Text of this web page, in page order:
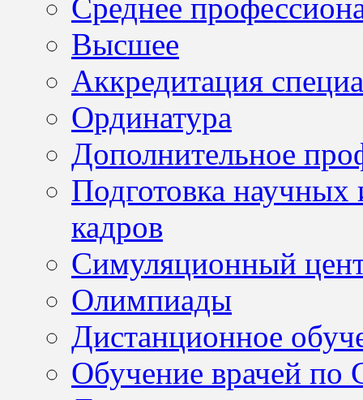
Среднее
Высшее
Аккредитация
Ординатура
Дополнительное
Подготовка научных
кадров
Симуляционный
Олимпиады
Дистанционное
Обучение врачей по